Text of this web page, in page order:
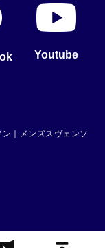
Youtube
｜メンズスヴェンソ